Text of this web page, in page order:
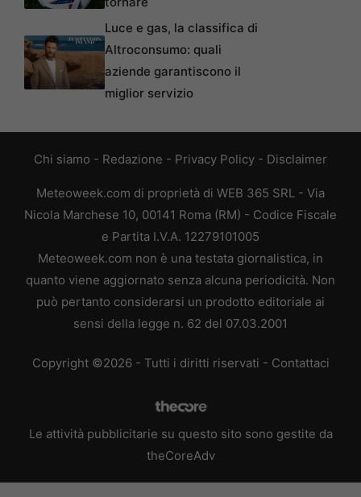
Luce e gas, la classifica di
Altroconsumo: quali
aziende garantiscono il
miglior servizio
Chi siamo - Redazione - Privacy Policy - Disclaimer
Meteoweek.com di proprietà di WEB 365 SRL - Via
Nicola Marchese 10, 00141 Roma (RM) - Codice Fiscale
e Partita I.V.A. 12279101005
Meteoweek.com non è una testata giornalistica, in
quanto viene aggiornato senza alcuna periodicità. Non
può pertanto considerarsi un prodotto editoriale ai
sensi della legge n. 62 del 07.03.2001
Copyright ©2026 - Tutti i diritti riservati - Contattaci
Le attività pubblicitarie su questo sito sono gestite da
theCoreAdv